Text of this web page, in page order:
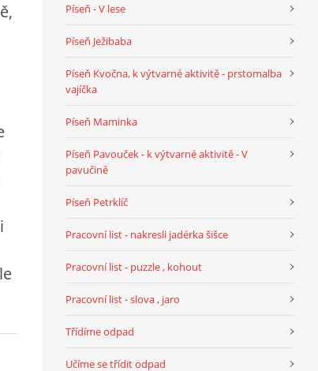
Píseň - V lese
Píseň Ježibaba
Píseň Kvočna, k výtvarné aktivitě - prstomalba
vajíčka
Píseň Maminka
Píseň Pavouček - k výtvarné aktivitě - V
pavučině
Píseň Petrklíč
Pracovní list - nakresli jadérka šišce
Pracovní list - puzzle , kohout
Pracovní list - slova , jaro
Třídíme odpad
Učíme se třídit odpad